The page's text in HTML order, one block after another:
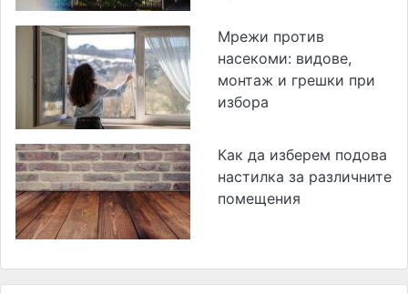
Мрежи против
насекоми: видове,
монтаж и грешки при
избора
Как да изберем подова
настилка за различните
помещения